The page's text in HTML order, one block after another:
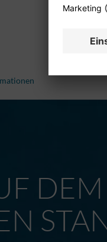
DEM